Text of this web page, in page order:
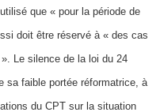
que « pour la période de
doit être réservé à « des cas
Le silence de la loi du 24
sa faible portée réformatrice, à
du CPT sur la situation